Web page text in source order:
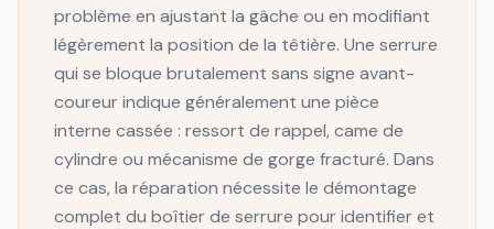
problème en ajustant la gâche ou en modifiant
légèrement la position de la têtière. Une serrure
qui se bloque brutalement sans signe avant-
coureur indique généralement une pièce
interne cassée : ressort de rappel, came de
cylindre ou mécanisme de gorge fracturé. Dans
ce cas, la réparation nécessite le démontage
complet du boîtier de serrure pour identifier et